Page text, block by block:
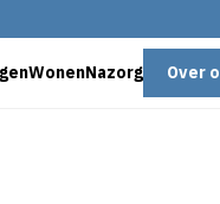
Nazorg Over